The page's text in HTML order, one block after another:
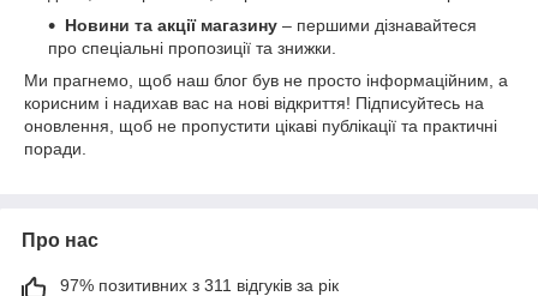
Новини та акції магазину – першими дізнавайтеся
про спеціальні пропозиції та знижки.
Ми прагнемо, щоб наш блог був не просто інформаційним, а
корисним і надихав вас на нові відкриття! Підписуйтесь на
оновлення, щоб не пропустити цікаві публікації та практичні
поради.
Про нас
97% позитивних з 311 відгуків за рік